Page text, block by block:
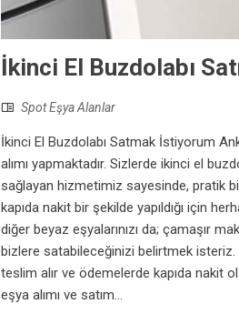
İkinci El Buzdolabı
Spot Eşya Alanlar
İkinci El Buzdolabı Satmak İstiyorum
alımı yapmaktadır. Sizlerde ikinci el
sağlayan hizmetimiz sayesinde, pratik
kapıda nakit bir şekilde yapıldığı için
diğer beyaz eşyalarınızı da; çamaşır
bizlere satabileceğinizi belirtmek isteriz.
teslim alır ve ödemelerde kapıda nakit
eşya alımı ve satım...